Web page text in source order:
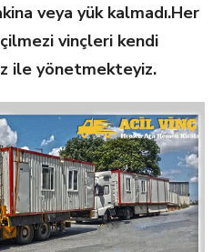
veya yük kalmadı.Her
vinçleri kendi
ile yönetmekteyiz.